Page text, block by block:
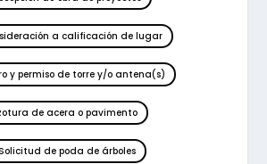
a calificación de lugar
y permiso de torre y/o antena(s)
de acera o pavimento
Solicitud de poda de árboles